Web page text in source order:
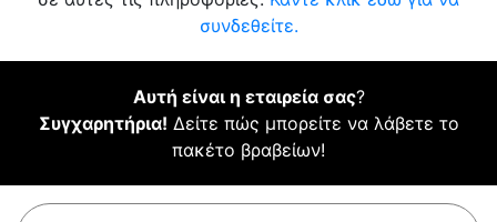
συνδεθείτε.
Αυτή είναι η εταιρεία σας?
Συγχαρητήρια! Δείτε πώς μπορείτε να λάβετε το
πακέτο βραβείων!